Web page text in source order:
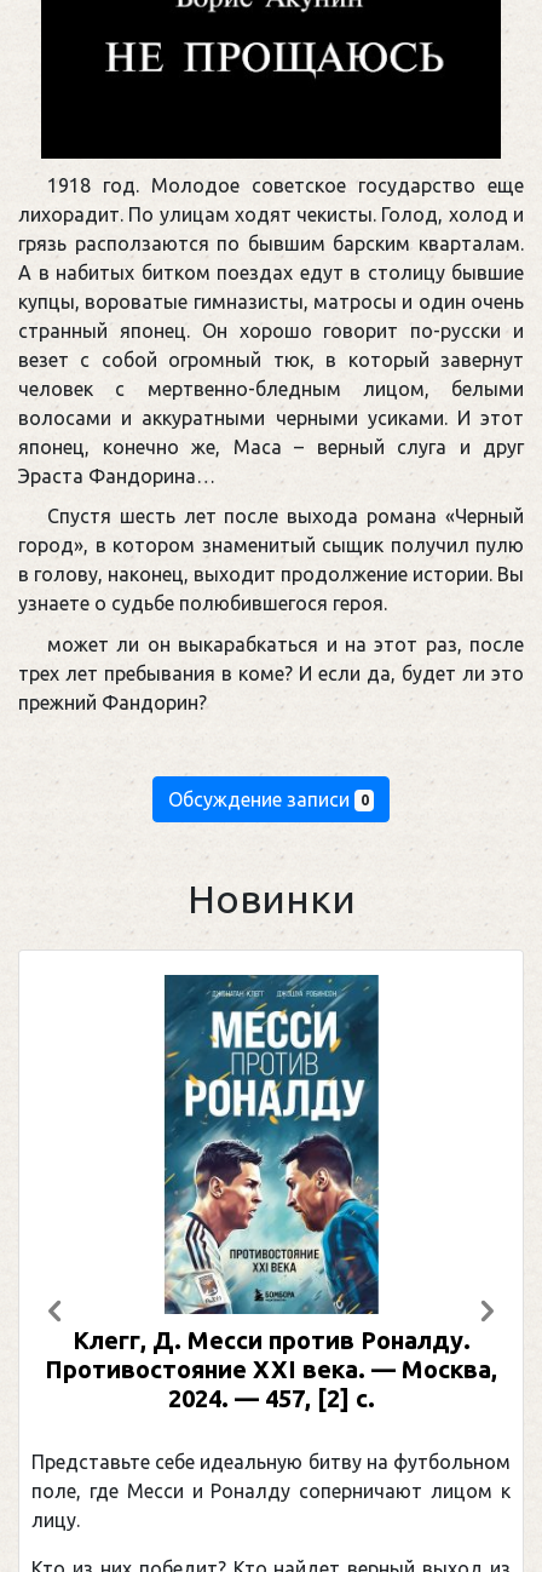
1918 год. Молодое советское государство еще
лихорадит. По улицам ходят чекисты. Голод, холод и
грязь расползаются по бывшим барским кварталам.
А в набитых битком поездах едут в столицу бывшие
купцы, вороватые гимназисты, матросы и один очень
странный японец. Он хорошо говорит по-русски и
везет с собой огромный тюк, в который завернут
человек с мертвенно-бледным лицом, белыми
волосами и аккуратными черными усиками. И этот
японец, конечно же, Маса – верный слуга и друг
Эраста Фандорина…
Спустя шесть лет после выхода романа «Черный
город», в котором знаменитый сыщик получил пулю
в голову, наконец, выходит продолжение истории. Вы
узнаете о судьбе полюбившегося героя.
может ли он выкарабкаться и на этот раз, после
трех лет пребывания в коме? И если да, будет ли это
прежний Фандорин?
Обсуждение записи 0
Новинки
Клегг, Д. Месси против Роналду.
Противостояние XXI века. — Москва,
2024. — 457, [2] с.
Представьте себе идеальную битву на футбольном
поле, где Месси и Роналду соперничают лицом к
лицу.
Предыдущий